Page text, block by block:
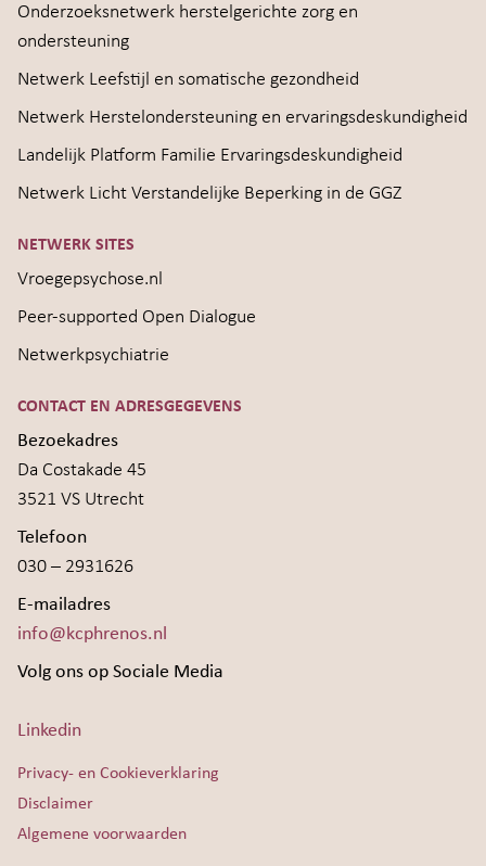
Onderzoeksnetwerk herstelgerichte zorg en
ondersteuning
Netwerk Leefstijl en somatische gezondheid
Netwerk Herstelondersteuning en ervaringsdeskundigheid
Landelijk Platform Familie Ervaringsdeskundigheid
Netwerk Licht Verstandelijke Beperking in de GGZ
NETWERK SITES
Vroegepsychose.nl
Peer-supported Open Dialogue
Netwerkpsychiatrie
CONTACT EN ADRESGEGEVENS
Bezoekadres
Da Costakade 45
3521 VS Utrecht
Telefoon
030 – 2931626
E-mailadres
info@kcphrenos.nl
Volg ons op Sociale Media
Linkedin
Privacy- en Cookieverklaring
Disclaimer
Algemene voorwaarden